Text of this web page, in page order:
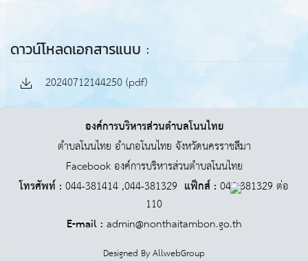
ดาวน์โหลดเอกสารแนบ :
20240712144250 (pdf)
องค์การบริหารส่วนตำบลโนนไทย
ตำบลโนนไทย อำเภอโนนไทย จังหวัดนครราชสีมา
Facebook องค์การบริหารส่วนตำบลโนนไทย
โทรศัพท์ : 044-381414 ,044-381329 แฟ็กส์ : 044-381329 ต่อ
110
E-mail : admin@nonthaitambon.go.th
Designed ByAllwebGroup